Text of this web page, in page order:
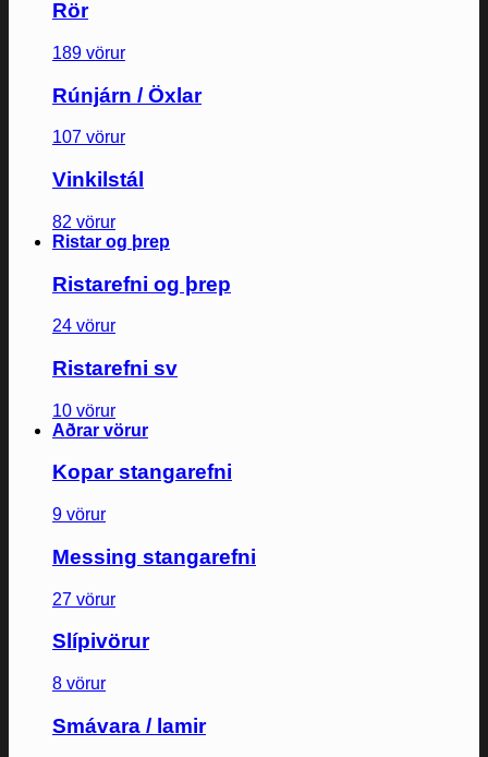
Rör
189 vörur
Rúnjárn / Öxlar
107 vörur
Vinkilstál
82 vörur
Ristar og þrep
Ristarefni og þrep
24 vörur
Ristarefni sv
10 vörur
Aðrar vörur
Kopar stangarefni
9 vörur
Messing stangarefni
27 vörur
Slípivörur
8 vörur
Smávara / lamir